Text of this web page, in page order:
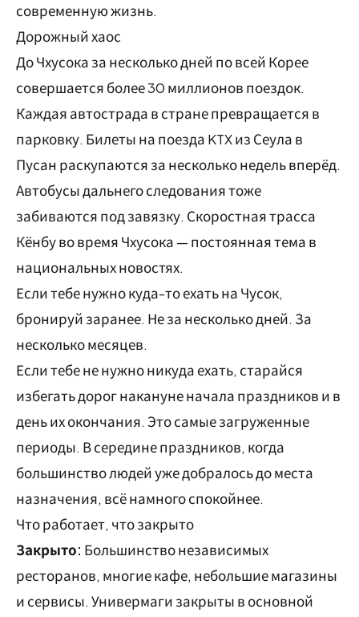
современную жизнь.
Дорожный хаос
До Чхусока за несколько дней по всей Корее
совершается более 30 миллионов поездок.
Каждая автострада в стране превращается в
парковку. Билеты на поезда KTX из Сеула в
Пусан раскупаются за несколько недель вперёд.
Автобусы дальнего следования тоже
забиваются под завязку. Скоростная трасса
Кёнбу во время Чхусока — постоянная тема в
национальных новостях.
Если тебе нужно куда-то ехать на Чусок,
бронируй заранее. Не за несколько дней. За
несколько месяцев.
Если тебе не нужно никуда ехать, старайся
избегать дорог накануне начала праздников и в
день их окончания. Это самые загруженные
периоды. В середине праздников, когда
большинство людей уже добралось до места
назначения, всё намного спокойнее.
Что работает, что закрыто
Закрыто: Большинство независимых
ресторанов, многие кафе, небольшие магазины
и сервисы. Универмаги закрыты в основной